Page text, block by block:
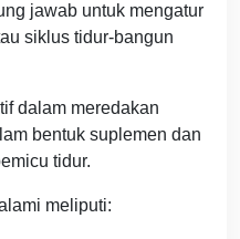
jawab untuk mengatur
siklus tidur-bangun
dalam meredakan
bentuk suplemen dan
tidur.
meliputi: